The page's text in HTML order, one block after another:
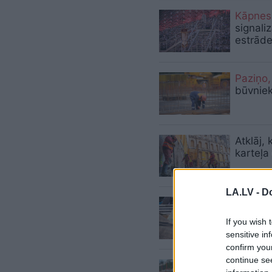
LA.LV -
If you wish
sensitive
confirm
continue
Kāpnes
Paziņo,
Atklāj,
KNAB